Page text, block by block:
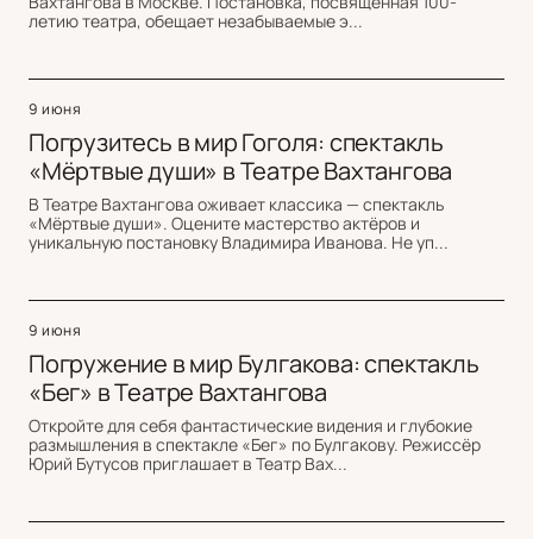
летию театра, обещает незабываемые э...
9 июня
Погрузитесь в мир Гоголя: спектакль
«Мёртвые души» в Театре Вахтангова
В Театре Вахтангова оживает классика — спектакль
«Мёртвые души». Оцените мастерство актёров и
уникальную постановку Владимира Иванова. Не уп...
9 июня
Погружение в мир Булгакова: спектакль
«Бег» в Театре Вахтангова
Откройте для себя фантастические видения и глубокие
размышления в спектакле «Бег» по Булгакову. Режиссёр
Юрий Бутусов приглашает в Театр Вах...